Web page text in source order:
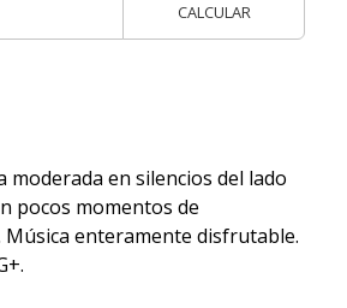
CALCULAR
moderada en silencios del lado
pocos momentos de
Música enteramente disfrutable.